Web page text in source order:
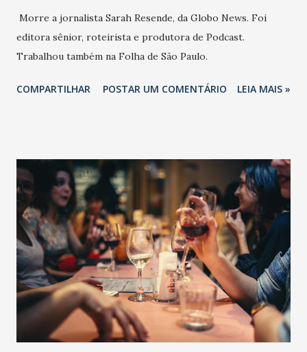
Morre a jornalista Sarah Resende, da Globo News. Foi
editora sênior, roteirista e produtora de Podcast.
Trabalhou também na Folha de São Paulo.
COMPARTILHAR POSTAR UM COMENTÁRIO LEIA MAIS »